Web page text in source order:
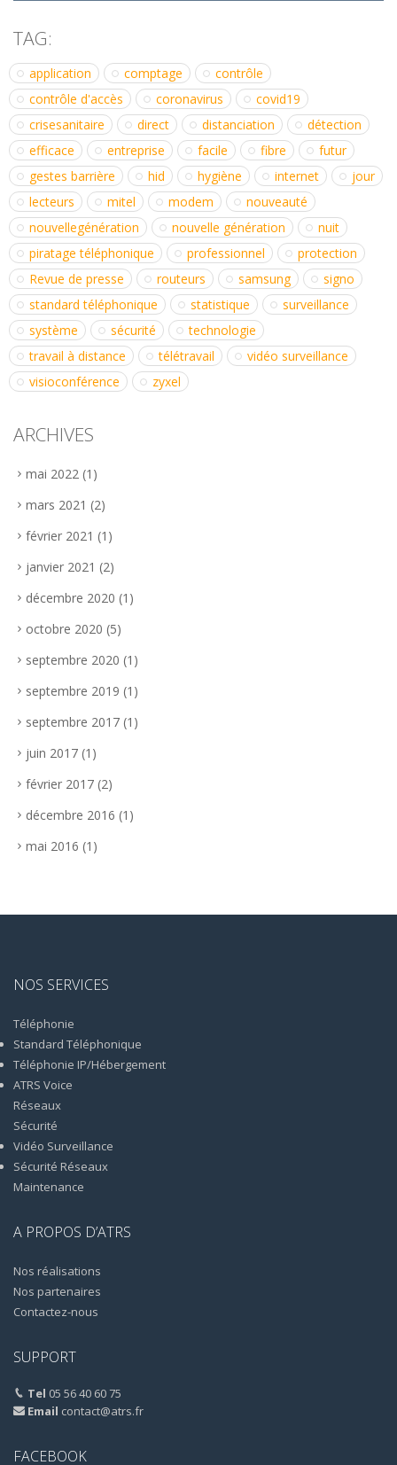
TAG:
application comptage
contrôle
contrôle d'accès
coronavirus
covid19
crisesanitaire
direct distanciation
détection
efficace
entreprise facile fibre
futur
gestes barrière
hid hygiène internet
jour
lecteurs
mitel modem
nouveauté
nouvellegénération
nouvelle génération
nuit
piratage téléphonique
professionnel
protection
Revue de presse
routeurs samsung
signo
standard téléphonique
statistique
surveillance
système
sécurité
technologie
travail à distance
télétravail
vidéo surveillance
visioconférence
zyxel
ARCHIVES
mai 2022 (1)
mars 2021 (2)
février 2021 (1)
janvier 2021 (2)
décembre 2020 (1)
octobre 2020 (5)
septembre 2020 (1)
septembre 2019 (1)
septembre 2017 (1)
juin 2017 (1)
février 2017 (2)
décembre 2016 (1)
mai 2016 (1)
NOS SERVICES
Téléphonie
Standard Téléphonique
Téléphonie IP/Hébergement
ATRS Voice
Réseaux
Sécurité
Vidéo Surveillance
Sécurité Réseaux
Maintenance
A PROPOS D’ATRS
Nos réalisations
Nos partenaires
Contactez-nous
SUPPORT
Tel 05 56 40 60 75
Email contact@atrs.fr
FACEBOOK